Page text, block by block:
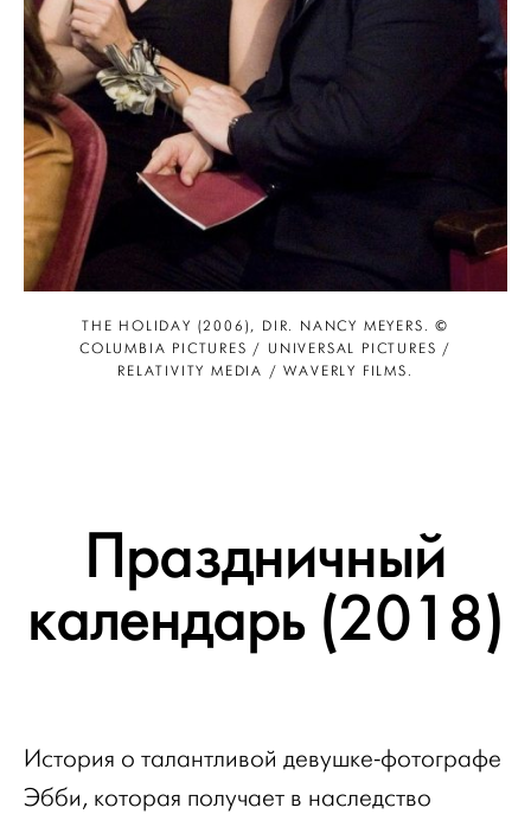
THE HOLIDAY (2006), DIR. NANCY MEYERS. ©
COLUMBIA PICTURES / UNIVERSAL PICTURES /
RELATIVITY MEDIA / WAVERLY FILMS.
Праздничный
календарь (2018)
История о талантливой девушке-фотографе
Эбби, которая получает в наследство